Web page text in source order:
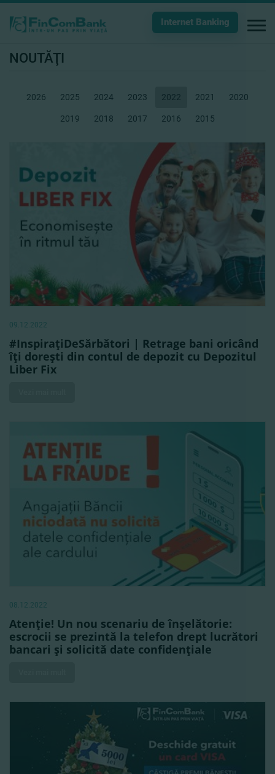
Internet Banking
NOUTĂŢI
2026 2025 2024 2023 2022 2021 2020
2019 2018 2017 2016 2015
09.12.2022
#InspiraţiDeSărbători | Retrage bani oricând
îţi doreşti din contul de depozit cu Depozitul
Liber Fix
08.12.2022
Atenţie! Un nou scenariu de înşelătorie:
escrocii se prezintă la telefon drept lucrători
bancari şi solicită date confidenţiale